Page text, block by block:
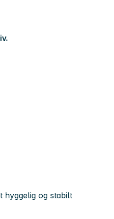
hyggelig og stabilt